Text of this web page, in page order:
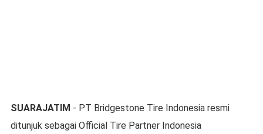
SUARAJATIM - PT Bridgestone Tire Indonesia resmi
ditunjuk sebagai Official Tire Partner Indonesia